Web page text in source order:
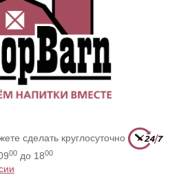
сделать круглосуточно
00 до 1800